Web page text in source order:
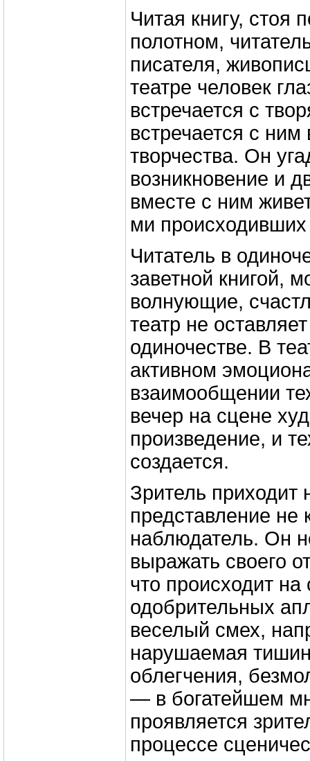
Читая книгу, стоя
полотном,
писателя,
театре человек
встречается с
встречается с
творчества. Он
возникновение и
вместе с ним
ми
Читатель в
заветной книгой,
волнующие,
театр не
одиночестве. В
активном
взаимообщении
вечер на сцене
произведение, и
создается.
Зритель приходит
представление не
наблюдатель. Он
выражать своего
что происходит
одобрительных
веселый смех,
нарушаемая
облегчения,
— в богатейшем
проявляется
процессе